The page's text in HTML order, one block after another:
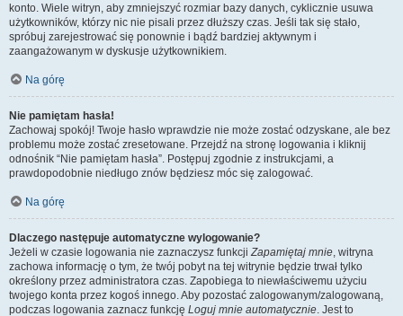
konto. Wiele witryn, aby zmniejszyć rozmiar bazy danych, cyklicznie usuwa
użytkowników, którzy nic nie pisali przez dłuższy czas. Jeśli tak się stało,
spróbuj zarejestrować się ponownie i bądź bardziej aktywnym i
zaangażowanym w dyskusje użytkownikiem.
Na górę
Nie pamiętam hasła!
Zachowaj spokój! Twoje hasło wprawdzie nie może zostać odzyskane, ale bez
problemu może zostać zresetowane. Przejdź na stronę logowania i kliknij
odnośnik “Nie pamiętam hasła”. Postępuj zgodnie z instrukcjami, a
prawdopodobnie niedługo znów będziesz móc się zalogować.
Na górę
Dlaczego następuje automatyczne wylogowanie?
Jeżeli w czasie logowania nie zaznaczysz funkcjiZapamiętaj mnie, witryna
zachowa informację o tym, że twój pobyt na tej witrynie będzie trwał tylko
określony przez administratora czas. Zapobiega to niewłaściwemu użyciu
twojego konta przez kogoś innego. Aby pozostać zalogowanym/zalogowaną,
podczas logowania zaznacz funkcję Loguj mnie automatycznie. Jest to